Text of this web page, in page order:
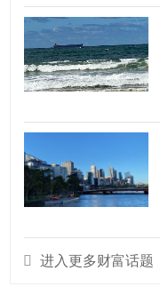
 进入更多财富话题